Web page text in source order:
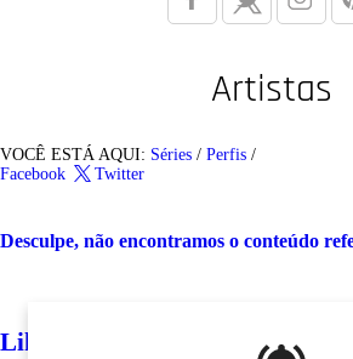
Artistas
VOCÊ ESTÁ AQUI: Séries / Perfis /
Facebook
Twitter
Desculpe, não encontramos o conteúdo
Like